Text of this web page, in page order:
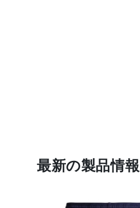
最新の製品情報